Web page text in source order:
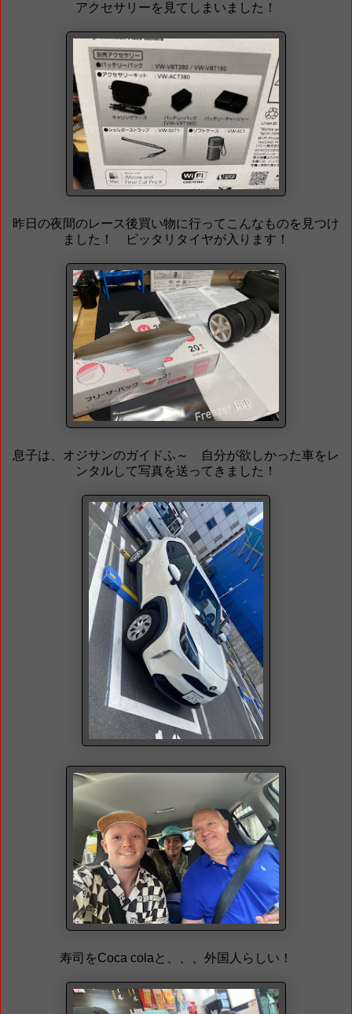
アクセサリーを見てしまいました！
昨日の夜間のレース後買い物に行ってこんなものを見つけ
ました！ ピッタリタイヤが入ります！
息子は、オジサンのガイドふ～ 自分が欲しかった車をレ
ンタルして写真を送ってきました！
寿司をCoca colaと、、、外国人らしい！